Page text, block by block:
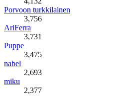
Porvoon turkkilainen
3,756
AriFerra
3,731
Puppe
3,475
nabel
2,693
miku
2,377